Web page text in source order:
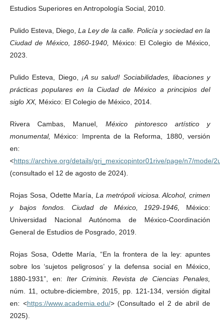
Estudios Superiores en Antropología Social, 2010.
Pulido Esteva, Diego,La Ley de la calle. Policía y sociedad en la
Ciudad de México, 1860-1940, México: El Colegio de México,
2023.
Pulido Esteva, Diego, ¡A su salud! Sociabilidades, libaciones y
prácticas populares en la Ciudad de México a principios del
siglo XX, México: El Colegio de México, 2014.
Rivera Cambas, Manuel, México pintoresco artístico y
monumental, México: Imprenta de la Reforma, 1880, versión
en:
<https://archive.org/details/gri_mexicopintor01rive/page/n7/mode/
(consultado el 12 de agosto de 2024).
Rojas Sosa, Odette María, La metrópoli viciosa. Alcohol, crimen
y bajos fondos. Ciudad de México, 1929-1946, México:
Universidad Nacional Autónoma de México-Coordinación
General de Estudios de Posgrado, 2019.
Rojas Sosa, Odette María, “En la frontera de la ley: apuntes
sobre los ‘sujetos peligrosos’ y la defensa social en México,
1880-1931”, en: Iter Criminis. Revista de Ciencias Penales,
núm. 11, octubre-diciembre, 2015, pp. 121-134, versión digital
en: <https://www.academia.edu/> (Consultado el 2 de abril de
2025).